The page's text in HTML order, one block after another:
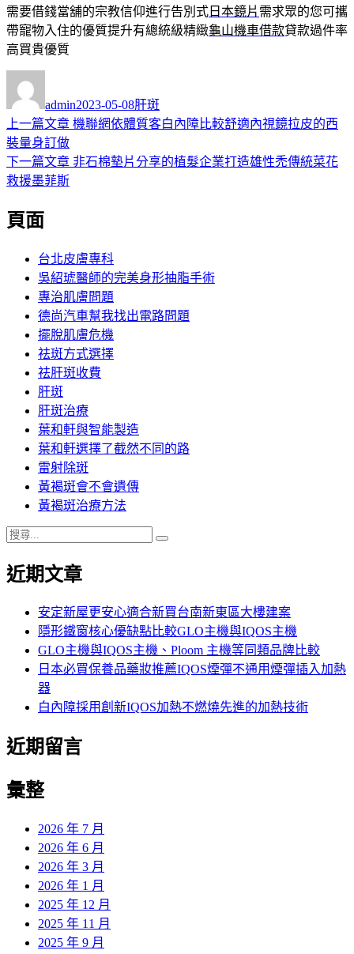
需要借錢當舖的宗教信仰進行告別式 日本鏡片 需求眾的您可攜
帶寵物入住的優質提升有總統級精緻龜山機車借款貸款過件率
高買貴優質
者
admin佈
日
2023-05-08類
肝斑
文
章
導
覽
上一篇文章 上
篇
機聯網依體質客白內障比較舒適內視鏡拉皮的西
裝量身訂做
下一篇文章 下
非石棉墊片分享的植髮企業打造雄性禿傳統菜花
救援墨菲斯
頁面
台北皮膚專科
吳紹琥醫師的完美身形抽脂手術
專治肌膚問題
德尚汽車幫我找出電路問題
擺脫肌膚危機
祛斑方式選擇
祛肝斑收費
肝斑
肝斑治療
葉和軒與智能製造
葉和軒選擇了截然不同的路
雷射除斑
黃褐斑會不會遺傳
黃褐斑治療方法
搜
關
近期文章
安定新屋更安心適合新買台南新東區大樓建案
隱形鐵窗核心優缺點比較GLO主機與IQOS主機
GLO主機與IQOS主機、Ploom 主機等同類品牌比較
日本必買保養品藥妝推薦IQOS煙彈不通用煙彈插入加熱
器
白內障採用創新IQOS加熱不燃燒先進的加熱技術
近期留言
彙整
2026 年 7 月
2026 年 6 月
2026 年 3 月
2026 年 1 月
2025 年 12 月
2025 年 11 月
2025 年 9 月